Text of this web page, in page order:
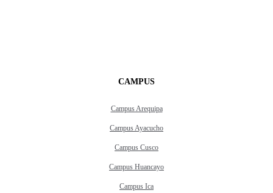
CAMPUS
Campus Arequipa
Campus Ayacucho
Campus Cusco
Campus Huancayo
Campus Ica